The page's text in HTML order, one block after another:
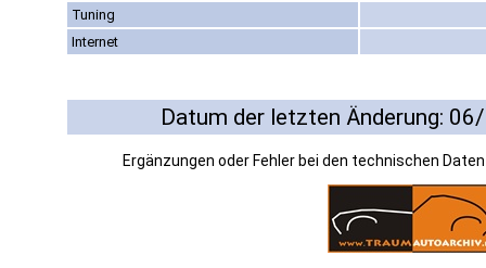
Tuning
Internet
Datum der letzten Änderung:
Ergänzungen oder Fehler bei den technischen